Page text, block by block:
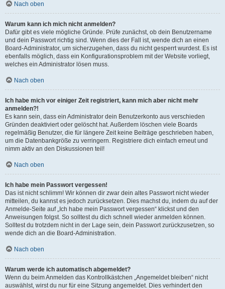
Nach oben
Warum kann ich mich nicht anmelden?
Dafür gibt es viele mögliche Gründe. Prüfe zunächst, ob dein Benutzername
und dein Passwort richtig sind. Wenn dies der Fall ist, wende dich an einen
Board-Administrator, um sicherzugehen, dass du nicht gesperrt wurdest. Es ist
ebenfalls möglich, dass ein Konfigurationsproblem mit der Website vorliegt,
welches ein Administrator lösen muss.
Nach oben
Ich habe mich vor einiger Zeit registriert, kann mich aber nicht mehr
anmelden?!
Es kann sein, dass ein Administrator dein Benutzerkonto aus verschieden
Gründen deaktiviert oder gelöscht hat. Außerdem löschen viele Boards
regelmäßig Benutzer, die für längere Zeit keine Beiträge geschrieben haben,
um die Datenbankgröße zu verringern. Registriere dich einfach erneut und
nimm aktiv an den Diskussionen teil!
Nach oben
Ich habe mein Passwort vergessen!
Das ist nicht schlimm! Wir können dir zwar dein altes Passwort nicht wieder
mitteilen, du kannst es jedoch zurücksetzen. Dies machst du, indem du auf der
Anmelde-Seite auf „Ich habe mein Passwort vergessen“ klickst und den
Anweisungen folgst. So solltest du dich schnell wieder anmelden können.
Solltest du trotzdem nicht in der Lage sein, dein Passwort zurückzusetzen, so
wende dich an die Board-Administration.
Nach oben
Warum werde ich automatisch abgemeldet?
Wenn du beim Anmelden das Kontrollkästchen „Angemeldet bleiben“ nicht
auswählst, wirst du nur für eine Sitzung angemeldet. Dies verhindert den